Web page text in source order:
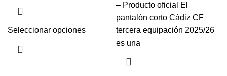
Seleccionar opciones
– Producto oficial El
pantalón corto Cádiz CF
tercera equipación 2025/26
es una